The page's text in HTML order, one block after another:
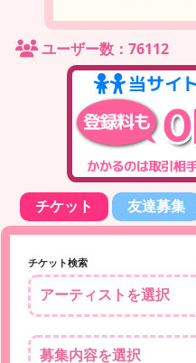
ユーザー数：76112
チケット 友達募集
チケット検索